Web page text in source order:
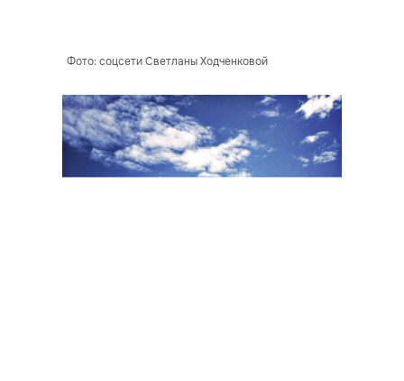
Фото: соцсети Светланы Ходченковой